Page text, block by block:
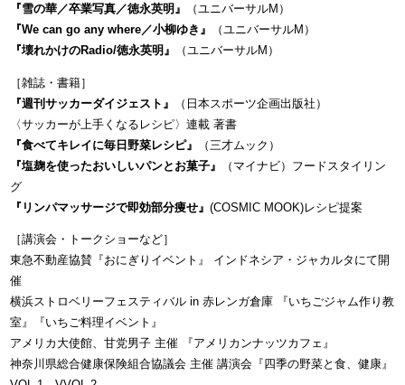
『雪の華／卒業写真／徳永英明』
（ユニバーサルM）
『We can go any where／小柳ゆき』
（ユニバーサルM）
『壊れかけのRadio/徳永英明』
（ユニバーサルM）
［雑誌・書籍］
『週刊サッカーダイジェスト』
（日本スポーツ企画出版社）
〈サッカーが上手くなるレシピ〉連載 著書
『食べてキレイに毎日野菜レシピ』
（三才ムック）
『塩麹を使ったおいしいパンとお菓子』
（マイナビ）フードスタイリン
グ
『リンパマッサージで即効部分痩せ』(COSMIC MOOK)レシピ提案
［講演会・トークショーなど］
東急不動産協賛『おにぎりイベント』 インドネシア・ジャカルタにて開
催
横浜ストロベリーフェスティバル in 赤レンガ倉庫 『いちごジャム作り教
室』『いちご料理イベント』
アメリカ大使館、甘党男子 主催 『アメリカンナッツカフェ』
神奈川県総合健康保険組合協議会 主催 講演会『四季の野菜と食、健康』